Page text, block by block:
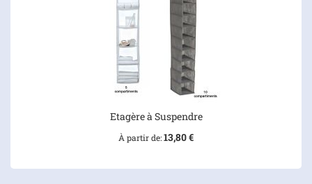
Etagère à Suspendre
À partir de 13,80 €